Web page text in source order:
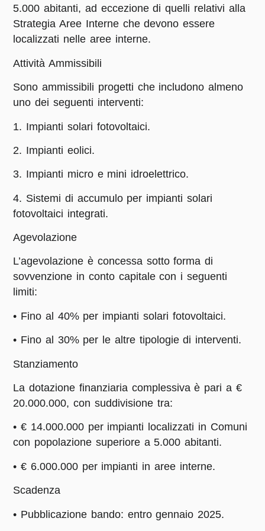
5.000 abitanti, ad eccezione di quelli relativi alla
Strategia Aree Interne che devono essere
localizzati nelle aree interne.
Attività Ammissibili
Sono ammissibili progetti che includono almeno
uno dei seguenti interventi:
1. Impianti solari fotovoltaici.
2. Impianti eolici.
3. Impianti micro e mini idroelettrico.
4. Sistemi di accumulo per impianti solari
fotovoltaici integrati.
Agevolazione
L’agevolazione è concessa sotto forma di
sovvenzione in conto capitale con i seguenti
limiti:
• Fino al 40% per impianti solari fotovoltaici.
• Fino al 30% per le altre tipologie di interventi.
Stanziamento
La dotazione finanziaria complessiva è pari a €
20.000.000, con suddivisione tra:
• € 14.000.000 per impianti localizzati in Comuni
con popolazione superiore a 5.000 abitanti.
• € 6.000.000 per impianti in aree interne.
Scadenza
• Pubblicazione bando: entro gennaio 2025.